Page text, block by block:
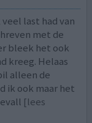
last had van
met de
bleek het ook
kreeg. Helaas
alleen de
ik ook maar het
[lees